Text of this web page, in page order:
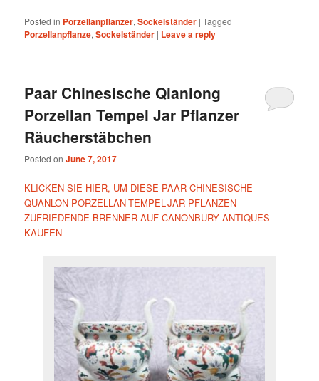
Posted in Porzellanpflanzer,Sockelständer |Tagged
Porzellanpflanze,Sockelständer | Leave a reply
Paar Chinesische Qianlong
Porzellan Tempel Jar Pflanzer
Räucherstäbchen
Posted onJune 7, 2017
KLICKEN SIE HIER, UM DIESE PAAR-CHINESISCHE
QUANLON-PORZELLAN-TEMPEL-JAR-PFLANZEN
ZUFRIEDENDE BRENNER AUF CANONBURY ANTIQUES
KAUFEN